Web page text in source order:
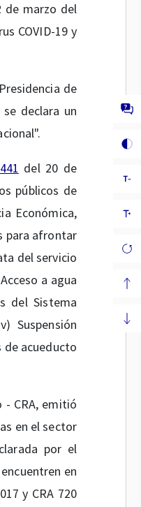
de marzo del
COVID-19 y
de
declara un
441 del 20 de
públicos de
Económica,
para afrontar
del servicio
a agua
del Sistema
Suspensión
acueducto
- CRA, emitió
en el sector
por el
en
y CRA 720